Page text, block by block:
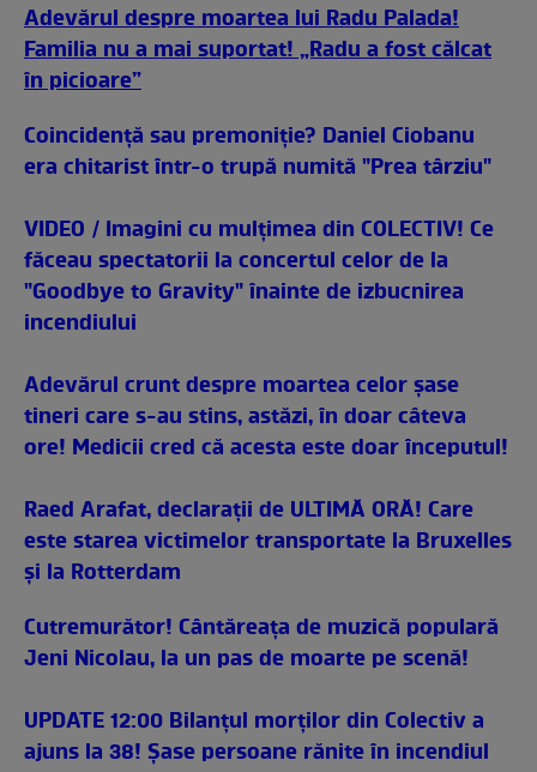
Adevărul despre moartea lui Radu Palada!
Familia nu a mai suportat! „Radu a fost călcat
în picioare”
Coincidenţă sau premoniţie? Daniel Ciobanu
era chitarist într-o trupă numită "Prea târziu"
VIDEO / Imagini cu mulţimea din COLECTIV! Ce
făceau spectatorii la concertul celor de la
"Goodbye to Gravity" înainte de izbucnirea
incendiului
Adevărul crunt despre moartea celor şase
tineri care s-au stins, astăzi, în doar câteva
ore! Medicii cred că acesta este doar începutul!
Raed Arafat, declaraţii de ULTIMĂ ORĂ! Care
este starea victimelor transportate la Bruxelles
şi la Rotterdam
Cutremurător! Cântăreaţa de muzică populară
Jeni Nicolau, la un pas de moarte pe scenă!
UPDATE 12:00 Bilanţul morţilor din Colectiv a
ajuns la 38! Şase persoane rănite în incendiul